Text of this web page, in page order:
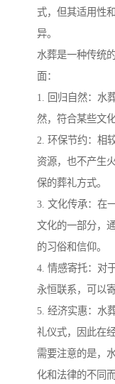
式，但其适用性
异。
水葬是一种传统
面：
1. 回归自然：水
然，符合某些文
2. 环保节约：相
资源，也不产生
保的葬礼方式。
3. 文化传承：在
文化的一部分，
的习俗和信仰。
4. 情感寄托：对
永恒联系，可以
5. 经济实惠：水
礼仪式，因此在
需要注意的是，
化和法律的不同